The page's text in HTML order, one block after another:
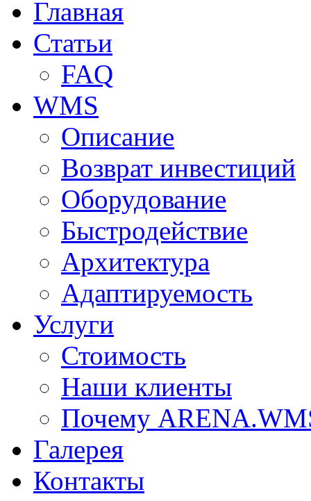
Главная
Статьи
FAQ
WMS
Описание
Возврат инвестиций
Оборудование
Быстродействие
Архитектура
Адаптируемость
Услуги
Стоимость
Наши клиенты
Почему
Галерея
Контакты